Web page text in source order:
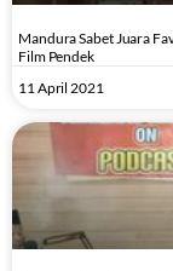
Mandura Sabet Juara
Film Pendek
11 April 2021